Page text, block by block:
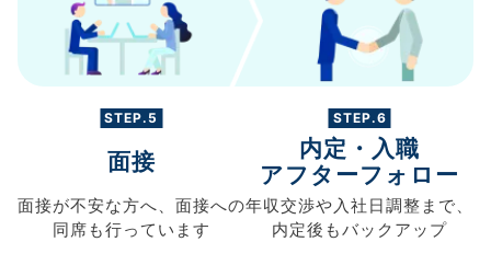
STEP.5
面接
面接が不安な方へ、 面接への
同席も行っています
STEP.6
内定・入職
アフターフォロー
年収交渉や入社日調整まで、
内定後もバックアップ